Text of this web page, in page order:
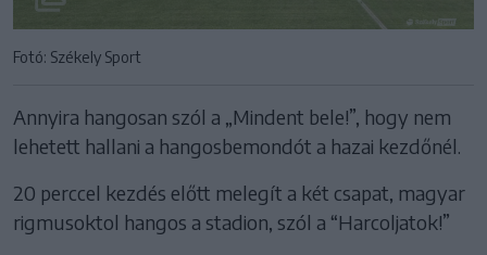
Fotó: Székely Sport
Annyira hangosan szól a „Mindent bele!”, hogy nem
lehetett hallani a hangosbemondót a hazai kezdőnél.
20 perccel kezdés előtt melegít a két csapat, magyar
rigmusoktol hangos a stadion, szól a “Harcoljatok!”